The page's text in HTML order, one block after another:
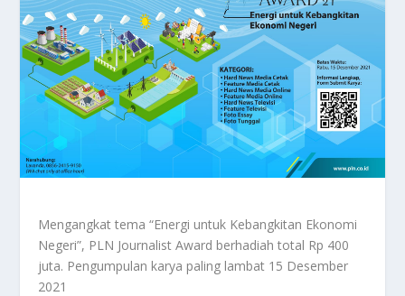
Mengangkat tema “Energi untuk Kebangkitan Ekonomi
Negeri”, PLN Journalist Award berhadiah total Rp 400
juta. Pengumpulan karya paling lambat 15 Desember
2021